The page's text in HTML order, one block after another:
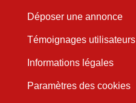
Déposer une annonce
Témoignages utilisateurs
Informations légales
Paramètres des cookies